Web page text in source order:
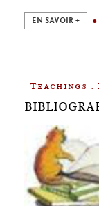
EN SAVOIR +
Teachings :